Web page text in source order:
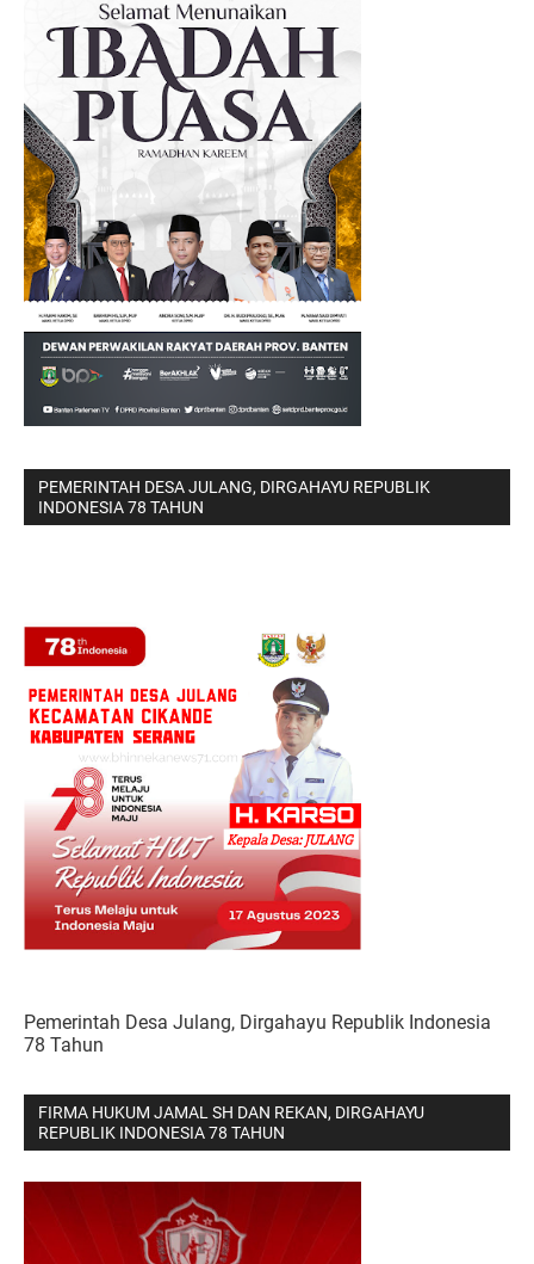
PEMERINTAH DESA JULANG, DIRGAHAYU REPUBLIK
INDONESIA 78 TAHUN
Pemerintah Desa Julang, Dirgahayu Republik Indonesia
78 Tahun
FIRMA HUKUM JAMAL SH DAN REKAN, DIRGAHAYU
REPUBLIK INDONESIA 78 TAHUN